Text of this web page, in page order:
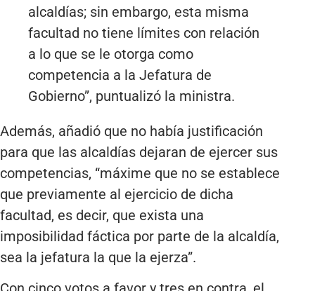
alcaldías; sin embargo, esta misma
facultad no tiene límites con relación
a lo que se le otorga como
competencia a la Jefatura de
Gobierno”, puntualizó la ministra.
Además, añadió que no había justificación
para que las alcaldías dejaran de ejercer sus
competencias, “máxime que no se establece
que previamente al ejercicio de dicha
facultad, es decir, que exista una
imposibilidad fáctica por parte de la alcaldía,
sea la jefatura la que la ejerza”.